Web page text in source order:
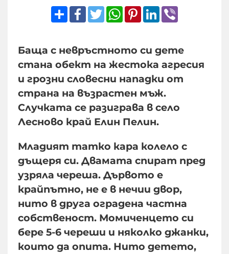
ShareFacebook
TwitterWhatsApp
Pinterest
LinkedIn
Баща с невръстното си дете
стана обект на жестока агресия
и грозни словесни нападки от
страна на възрастен мъж.
Случката се разиграва в село
Лесново край Елин Пелин.
Младият татко кара колело с
дъщеря си. Двамата спират пред
узряла череша. Дървото е
крайпътно, не е в нечии двор,
нито в друга оградена частна
собственост. Момиченцето си
бере 5-6 череши и няколко джанки,
които да опита. Нито детето,